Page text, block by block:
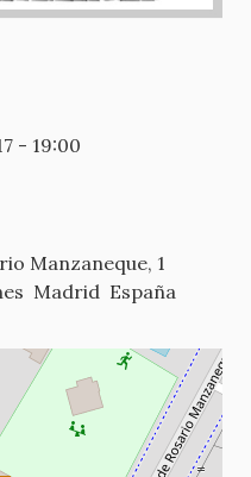
- 19:00
Manzaneque, 1
Madrid España